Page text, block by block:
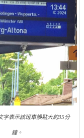
字表示該班車誤點大約35分
鐘。